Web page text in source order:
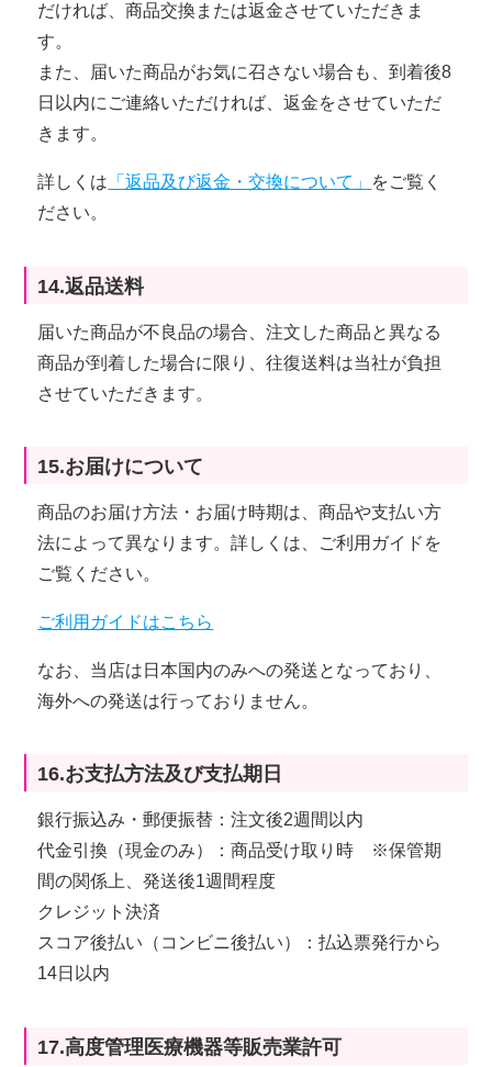
だければ、商品交換または返金させていただきま
す。
また、届いた商品がお気に召さない場合も、到着後8
日以内にご連絡いただければ、返金をさせていただ
きます。
詳しくは 「返品及び返金・交換について」 をご覧く
ださい。
14.返品送料
届いた商品が不良品の場合、注文した商品と異なる
商品が到着した場合に限り、往復送料は当社が負担
させていただきます。
15.お届けについて
商品のお届け方法・お届け時期は、商品や支払い方
法によって異なります。詳しくは、ご利用ガイドを
ご覧ください。
ご利用ガイドはこちら
なお、当店は日本国内のみへの発送となっており、
海外への発送は行っておりません。
16.お支払方法及び支払期日
銀行振込み・郵便振替：注文後2週間以内
代金引換（現金のみ）：商品受け取り時 ※保管期
間の関係上、発送後1週間程度
クレジット決済
スコア後払い（コンビニ後払い）：払込票発行から
14日以内
17.高度管理医療機器等販売業許可